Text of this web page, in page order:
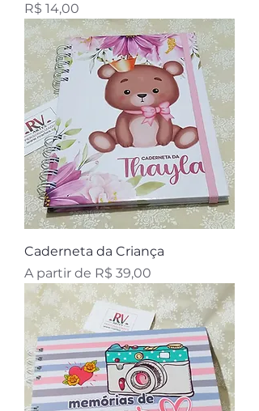
Preço
R$ 14,00
Caderneta da Criança
A partir de R$ 39,00
Preço promocional